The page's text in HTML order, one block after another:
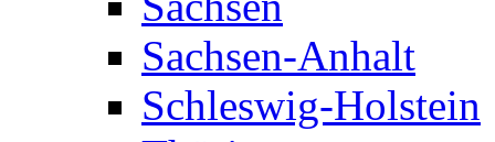
Sachsen-Anhalt
Schleswig-Holstein